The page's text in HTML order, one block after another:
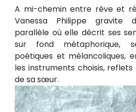
A mi-chemin entre rêve et
Vanessa Philippe gravite
parallèle où elle décrit ses
sur fond métaphorique,
poétiques et mélancoliques,
les instruments choisis,
de sa sœur.